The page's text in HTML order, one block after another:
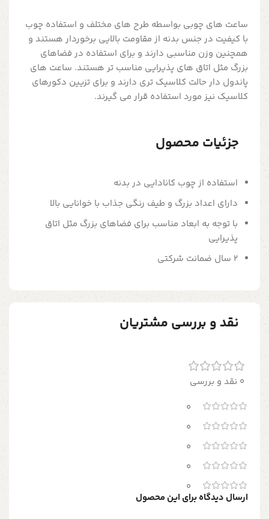
ساعت های چوبی بواسطه طرح های مختلف و استفاده چوب
با کیفیت در جنس بدنه از مقاومت بالایی برخوردار هستند و
همچنین وزن مناسبی دارند و برای استفاده در فضاهای
بزرگ مثل اتاق های پذیرایی مناسب تر هستند. ساعت های
پاندول دار حالت کلاسیک تری دارند و برای تزیین دکورهای
کلاسیک نیز مورد استفاده قرار می گیرند.
جزئیات محصول
استفاده از چوب کانادایی در بدنه
دارای اعداد بزرگ و طیف رنگی جذاب با خوانایی بالا
با توجه به ابعاد مناسب برای فضاهای بزرگ مثل اتاق
پذیرایی
2 سال ضمانت شرکتی
نقد و بررسی مشتریان
0 نقد و بررسی
0
0
0
0
0
ارسال دیدگاه برای این محصول